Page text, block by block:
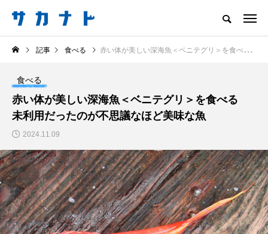
サカナをもっと好きになる
知る 食べる 楽しむ 創る
注目記事 サカナを知ろう
食べる
記事 食べる 赤い体が美しい深海魚＜ベニテグリ＞を食べる 未利用だったのが不思議なほど美味な魚
食べる
赤い体が美しい深海魚＜ベニテグリ＞を食べる
未利用だったのが不思議なほど美味な魚
2024.11.09